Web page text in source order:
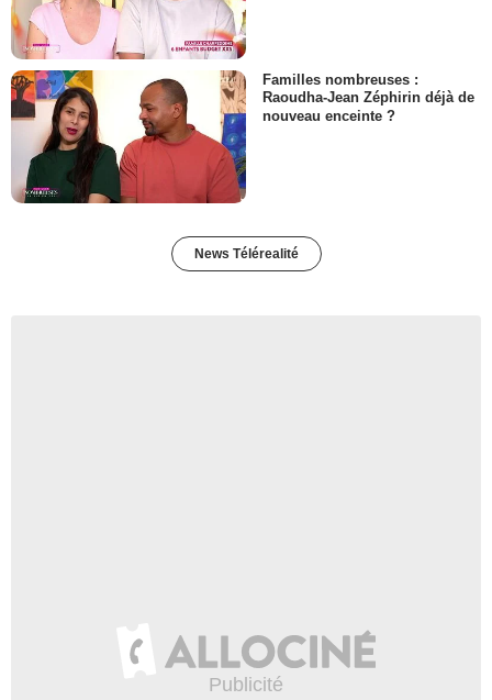
Familles nombreuses :
Raoudha-Jean Zéphirin déjà de
nouveau enceinte ?
News Télérealité